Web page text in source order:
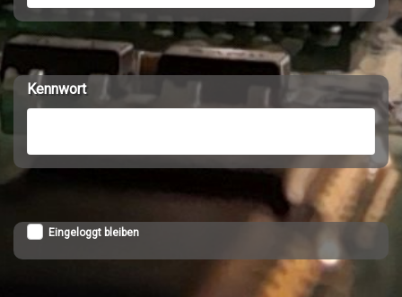
Kennwort
Eingeloggt bleiben